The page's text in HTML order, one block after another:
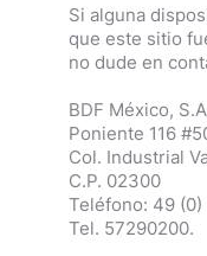
Si alguna
que este sitio
no dude en
BDF México,
Poniente 116
Col. Industrial
C.P. 02300
Teléfono: 49
Tel. 57290200.